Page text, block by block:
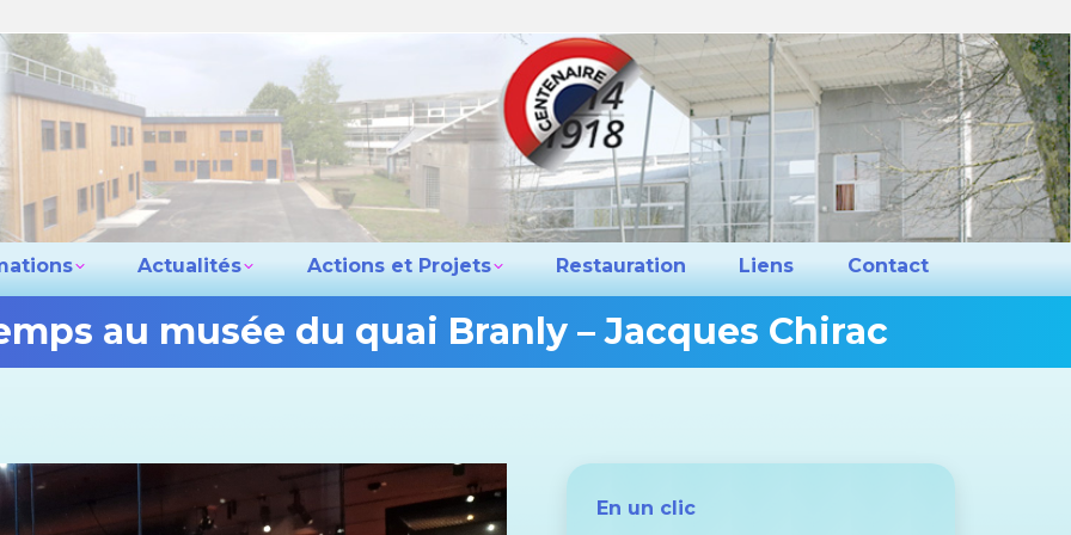
Actualités Actions et Projets Restauration Liens Contact
au musée du quai Branly – Jacques Chirac
êtes
En un clic
lycée Actions et Projets Restauration Liens
Contact